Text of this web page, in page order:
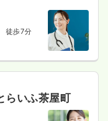
徒歩7分
らいふ茶屋町